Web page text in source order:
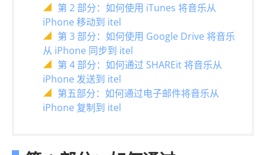
第 2 部分：如何使用 iTunes 将音乐从
iPhone 移动到 itel
第 3 部分：如何使用 Google Drive 将音乐
从 iPhone 同步到 itel
第 4 部分：如何通过 SHAREit 将音乐从
iPhone 发送到 itel
第五部分：如何通过电子邮件将音乐从
iPhone 复制到 itel